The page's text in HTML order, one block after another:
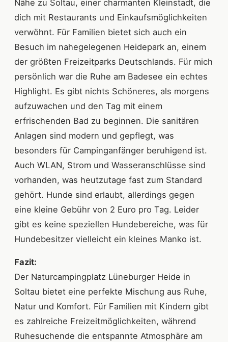
Nähe zu Soltau, einer charmanten Kleinstadt, die
dich mit Restaurants und Einkaufsmöglichkeiten
verwöhnt. Für Familien bietet sich auch ein
Besuch im nahegelegenen Heidepark an, einem
der größten Freizeitparks Deutschlands. Für mich
persönlich war die Ruhe am Badesee ein echtes
Highlight. Es gibt nichts Schöneres, als morgens
aufzuwachen und den Tag mit einem
erfrischenden Bad zu beginnen. Die sanitären
Anlagen sind modern und gepflegt, was
besonders für Campinganfänger beruhigend ist.
Auch WLAN, Strom und Wasseranschlüsse sind
vorhanden, was heutzutage fast zum Standard
gehört. Hunde sind erlaubt, allerdings gegen
eine kleine Gebühr von 2 Euro pro Tag. Leider
gibt es keine speziellen Hundebereiche, was für
Hundebesitzer vielleicht ein kleines Manko ist.
Fazit:
Der Naturcampingplatz Lüneburger Heide in
Soltau bietet eine perfekte Mischung aus Ruhe,
Natur und Komfort. Für Familien mit Kindern gibt
es zahlreiche Freizeitmöglichkeiten, während
Ruhesuchende die entspannte Atmosphäre am